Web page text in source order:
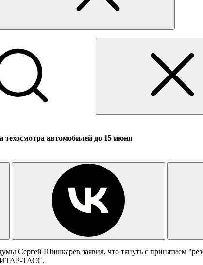
автомобилей до 15 июня
Сергей Шишкарев заявил, что тянуть с принятием
ИТАР-ТАСС.